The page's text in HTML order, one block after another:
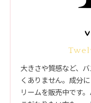
大きさや質感など、
くありません。成分
リームを販売中です